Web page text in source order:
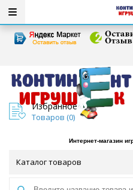
Избранное
Товаров (0)
Интернет-магазин
Каталог товаров